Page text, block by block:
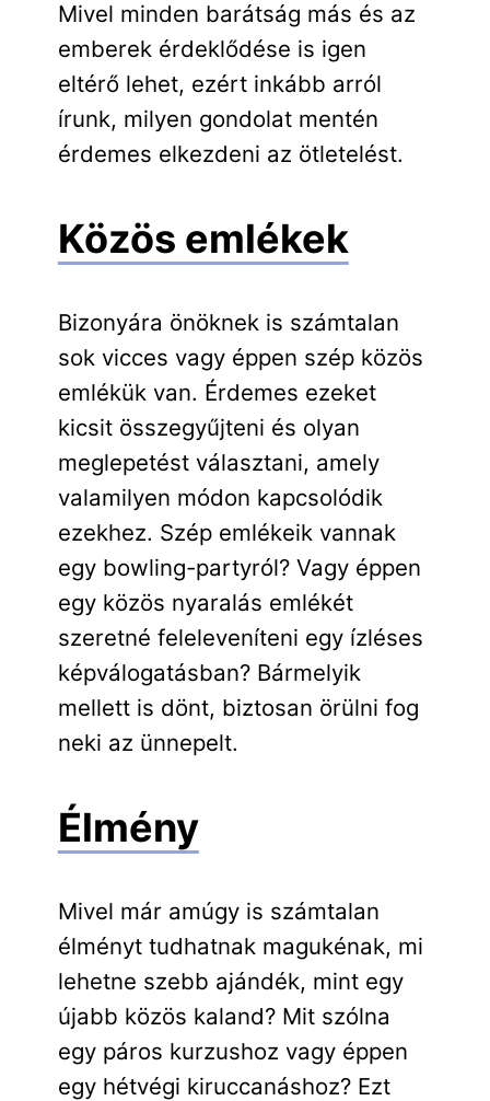
Mivel minden barátság más és az
emberek érdeklődése is igen
eltérő lehet, ezért inkább arról
írunk, milyen gondolat mentén
érdemes elkezdeni az ötletelést.
Közös emlékek
Bizonyára önöknek is számtalan
sok vicces vagy éppen szép közös
emlékük van. Érdemes ezeket
kicsit összegyűjteni és olyan
meglepetést választani, amely
valamilyen módon kapcsolódik
ezekhez. Szép emlékeik vannak
egy bowling-partyról? Vagy éppen
egy közös nyaralás emlékét
szeretné feleleveníteni egy ízléses
képválogatásban? Bármelyik
mellett is dönt, biztosan örülni fog
neki az ünnepelt.
Élmény
Mivel már amúgy is számtalan
élményt tudhatnak magukénak, mi
lehetne szebb ajándék, mint egy
újabb közös kaland? Mit szólna
egy páros kurzushoz vagy éppen
egy hétvégi kiruccanáshoz? Ezt